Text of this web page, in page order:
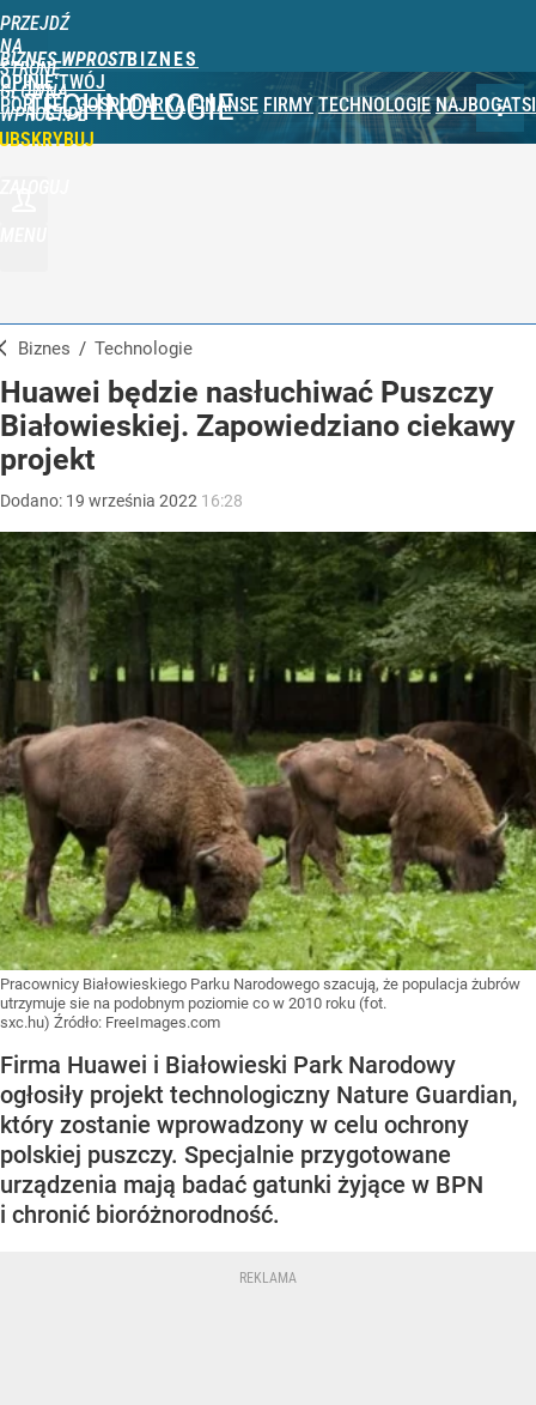
PRZEJDŹ
NA
STRONĘ
GŁÓWNĄ
WPROST.PL
BIZNES WPROST
OPINIE TWÓJ
PORTFEL GOSPODARKA FINANSE FIRMY TECHNOLOGIE NAJBOGATSI
TECHNOLOGIE
Biznes / Technologie
Huawei będzie nasłuchiwać Puszczy
Białowieskiej. Zapowiedziano ciekawy
projekt
Dodano: 19 września 2022 16:28
Pracownicy Białowieskiego Parku Narodowego szacują, że populacja żubrów
utrzymuje sie na podobnym poziomie co w 2010 roku (fot.
sxc.hu) Źródło: FreeImages.com
Firma Huawei i Białowieski Park Narodowy
ogłosiły projekt technologiczny Nature Guardian,
który zostanie wprowadzony w celu ochrony
polskiej puszczy. Specjalnie przygotowane
urządzenia mają badać gatunki żyjące w BPN
i chronić bioróżnorodność.